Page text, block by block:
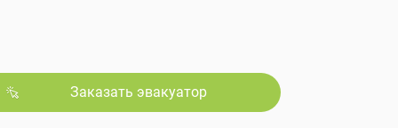
Заказать эвакуатор